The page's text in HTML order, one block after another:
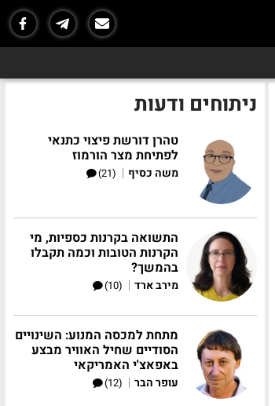
ניתוחים ודעות
טהרן דורשת פיצוי כתנאי
לפתיחת מצר הורמוז
משה כסיף |
(21)
התשואה בקרנות כספיות, מי
הקרנות הטובות וכמה תקבלו
בהמשך?
מירב ארד |
(10)
מתחת למכסה המנוע: השינויים
הסודיים שחיל האוויר מבצע
באפאצ'י האמריקאי
עופר הבר |
(12)